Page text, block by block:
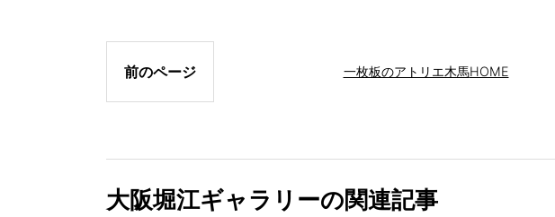
一枚板のアトリエ木馬HOME
前のページ
大阪堀江ギャラリーの関連記事